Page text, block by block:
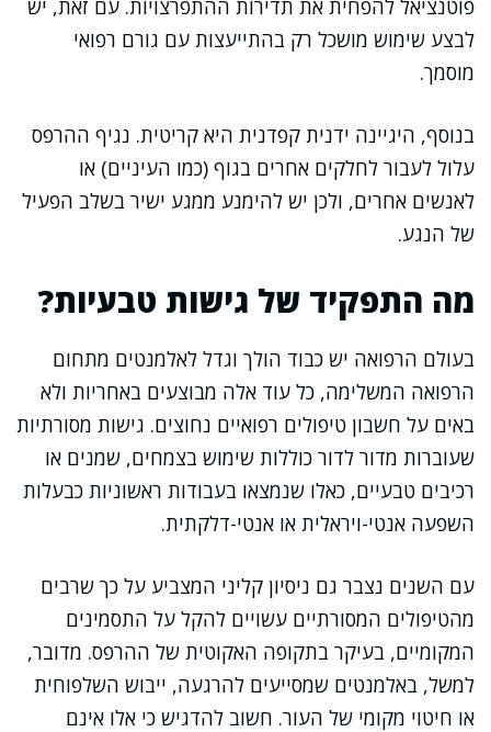
פוטנציאל להפחית את תדירות ההתפרצויות. עם זאת, יש
לבצע שימוש מושכל רק בהתייעצות עם גורם רפואי
מוסמך.
בנוסף, היגיינה ידנית קפדנית היא קריטית. נגיף ההרפס
עלול לעבור לחלקים אחרים בגוף (כמו העיניים) או
לאנשים אחרים, ולכן יש להימנע ממגע ישיר בשלב הפעיל
של הנגע.
מה התפקיד של גישות טבעיות?
בעולם הרפואה יש כבוד הולך וגדל לאלמנטים מתחום
הרפואה המשלימה, כל עוד אלה מבוצעים באחריות ולא
באים על חשבון טיפולים רפואיים נחוצים. גישות מסורתיות
שעוברות מדור לדור כוללות שימוש בצמחים, שמנים או
רכיבים טבעיים, כאלו שנמצאו בעבודות ראשוניות כבעלות
השפעה אנטי-ויראלית או אנטי-דלקתית.
עם השנים נצבר גם ניסיון קליני המצביע על כך שרבים
מהטיפולים המסורתיים עשויים להקל על התסמינים
המקומיים, בעיקר בתקופה האקוטית של ההרפס. מדובר,
למשל, באלמנטים שמסייעים להרגעה, ייבוש השלפוחית
או חיטוי מקומי של העור. חשוב להדגיש כי אלו אינם